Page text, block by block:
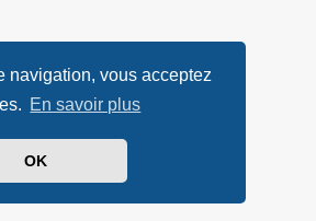
navigation, vous acceptez
En savoir plus
OK